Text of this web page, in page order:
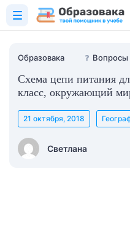
Образовака ❓ Вопросы
Схема цепи питания
класс, окружающий
Светлана
21 октября, 2018